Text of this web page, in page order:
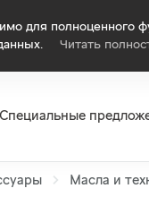
для полноценного
Читать
Специальные
Масла и